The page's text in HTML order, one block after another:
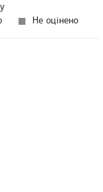
Не оцінено